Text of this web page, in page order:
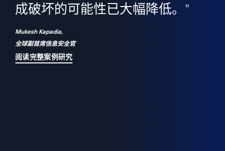
成破坏的可能性已大幅降低。"
Mukesh Kapadia,
全球副首席信息安全官
阅读完整案例研究